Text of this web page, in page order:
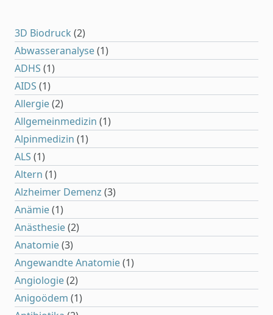
3D Biodruck (2)
Abwasseranalyse(1)
ADHS (1)
AIDS (1)
Allergie(2)
Allgemeinmedizin (1)
Alpinmedizin (1)
ALS (1)
Altern (1)
Alzheimer Demenz (3)
Anämie(1)
Anästhesie(2)
Anatomie(3)
Angewandte Anatomie(1)
Angiologie(2)
Anigoödem (1)